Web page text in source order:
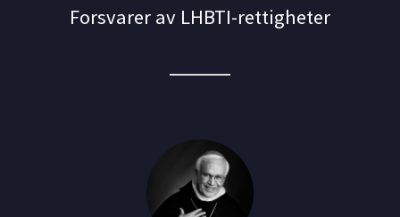
Forsvarer av LHBTI-rettigheter